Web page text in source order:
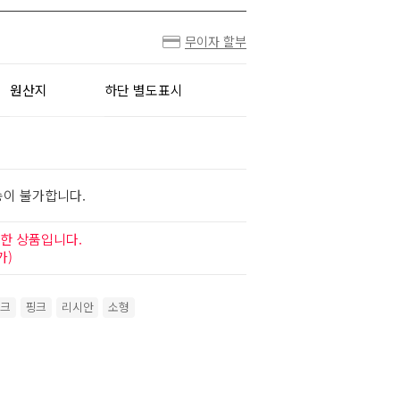
무이자 할부
원산지 하단 별도표시
불가합니다.
상품입니다.
)
핑크 리시안 소형